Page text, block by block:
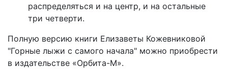
распределяться и на центр, и на остальные
три четверти.
Полную версию книги Елизаветы Кожевниковой
"Горные лыжи с самого начала" можно приобрести
в издательстве «Орбита-М».